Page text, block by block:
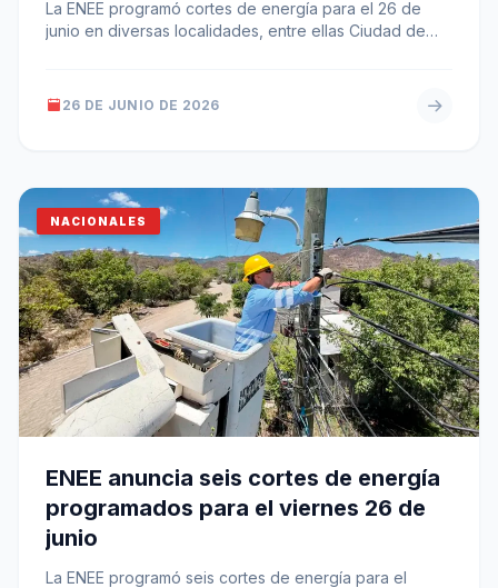
La ENEE programó cortes de energía para el 26 de
junio en diversas localidades, entre ellas Ciudad de
26 DE JUNIO DE 2026
NACIONALES
ENEE anuncia seis cortes de energía
programados para el viernes 26 de
junio
La ENEE programó seis cortes de energía para el